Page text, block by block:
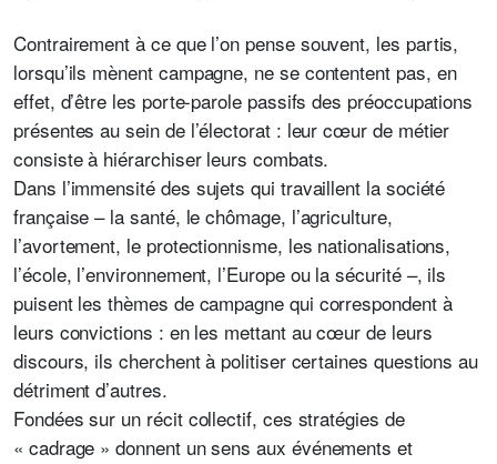
Contrairement à ce que l’on pense souvent, les partis,
lorsqu’ils mènent campagne, ne se contentent pas, en
effet, d’être les porte-parole passifs des préoccupations
présentes au sein de l’électorat : leur cœur de métier
consiste à hiérarchiser leurs combats.
Dans l’immensité des sujets qui travaillent la société
française – la santé, le chômage, l’agriculture,
l’avortement, le protectionnisme, les nationalisations,
l’école, l’environnement, l’Europe ou la sécurité –, ils
puisent les thèmes de campagne qui correspondent à
leurs convictions : en les mettant au cœur de leurs
discours, ils cherchent à politiser certaines questions au
détriment d’autres.
Fondées sur un récit collectif, ces stratégies de
« cadrage » donnent un sens aux événements et